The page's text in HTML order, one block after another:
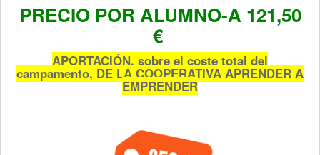
PRECIO POR ALUMNO-A 121,50
€
APORTACIÓN, sobre el coste total del
campamento, DE LA COOPERATIVA APRENDER A
EMPRENDER